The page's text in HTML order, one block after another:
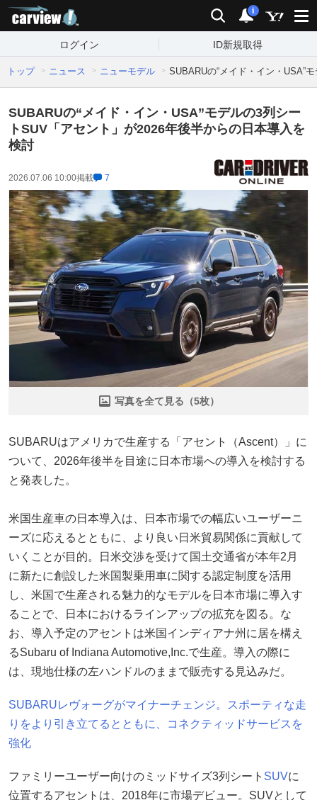
検索 通知
i
ログイン ID新規取得
トップ ニュース ニューモデル SUBARUの“メイド・イン・USA”
SUBARUの“メイド・イン・USA”モデルの3列シー
トSUV「アセント」が2026年後半からの日本導入を
検討
2026.07.06 10:00掲載 7
写真を全て見る（5枚）
SUBARUはアメリカで生産する「アセント（Ascent）」に
ついて、2026年後半を目途に日本市場への導入を検討する
と発表した。
米国生産車の日本導入は、日本市場での幅広いユーザーニ
ーズに応えるとともに、より良い日米貿易関係に貢献して
いくことが目的。日米交渉を受けて国土交通省が本年2月
に新たに創設した米国製乗用車に関する認定制度を活用
し、米国で生産される魅力的なモデルを日本市場に導入す
ることで、日本におけるラインアップの拡充を図る。な
お、導入予定のアセントは米国インディアナ州に居を構え
るSubaru of Indiana Automotive,Inc.で生産。導入の際に
は、現地仕様の左ハンドルのままで販売する見込みだ。
SUBARUレヴォーグがマイナーチェンジ。スポーティな走
りをより引き立てるとともに、コネクティッドサービスを
強化
ファミリーユーザー向けのミッドサイズ3列シート SUVに
位置するアセントは、2018年に市場デビュー。SUVとして